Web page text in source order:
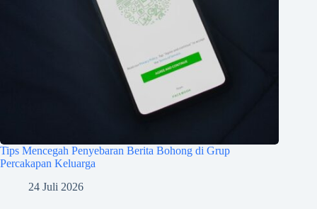
Tips Mencegah Penyebaran Berita Bohong di Grup
Percakapan Keluarga
24 Juli 2026